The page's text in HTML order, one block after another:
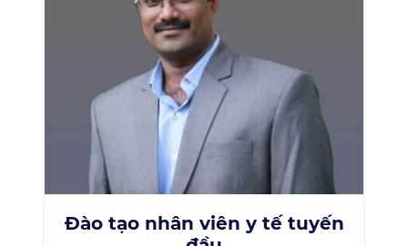
Đào tạo nhân viên y tế tuyến